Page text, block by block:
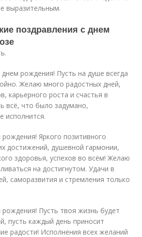
выразительным.
поздравления с днем
рождения! Пусть на душе всегда
Желаю много радостных дней,
карьерного роста и счастья в
всё, что было задумано,
исполнится.
Яркого позитивного
достижений, душевной гармонии,
здоровья, успехов во всём! Желаю
на достигнутом. Удачи в
саморазвития и стремления только
Пусть твоя жизнь будет
пусть каждый день приносит
радости! Исполнения всех желаний